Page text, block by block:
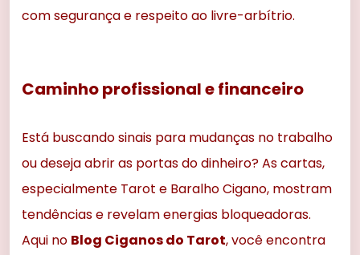
com segurança e respeito ao livre-arbítrio.
Caminho profissional e financeiro
Está buscando sinais para mudanças no trabalho
ou deseja abrir as portas do dinheiro? As cartas,
especialmente Tarot e Baralho Cigano, mostram
tendências e revelam energias bloqueadoras.
Aqui no Blog Ciganos do Tarot, você encontra